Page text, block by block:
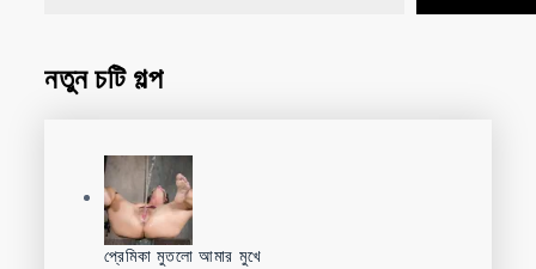
নতুন চটি গল্প
প্রেমিকা মুতলো আমার মুখে